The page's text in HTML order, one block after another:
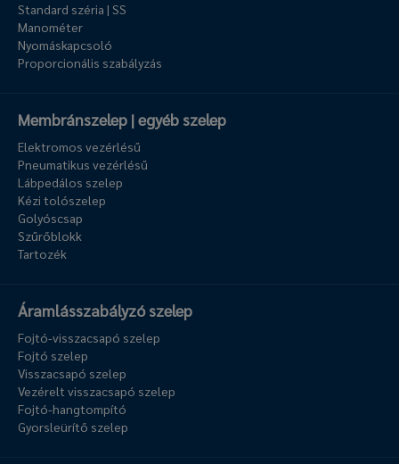
Standard széria | SS
Manométer
Nyomáskapcsoló
Proporcionális szabályzás
Membránszelep | egyéb szelep
Elektromos vezérlésű
Pneumatikus vezérlésű
Lábpedálos szelep
Kézi tolószelep
Golyóscsap
Szűrőblokk
Tartozék
Áramlásszabályzó szelep
Fojtó-visszacsapó szelep
Fojtó szelep
Visszacsapó szelep
Vezérelt visszacsapó szelep
Fojtó-hangtompító
Gyorsleürítő szelep